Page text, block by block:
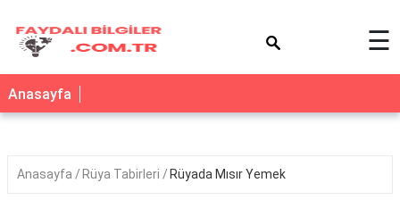
☰
Anasayfa
Anasayfa Rüya Tabirleri Rüyada Mısır Yemek